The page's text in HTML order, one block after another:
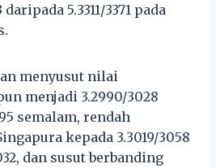
5.3311/3371 pada
menyusut nilai
menjadi 3.2990/3028
semalam, rendah
kepada 3.3019/3058
dan susut berbanding